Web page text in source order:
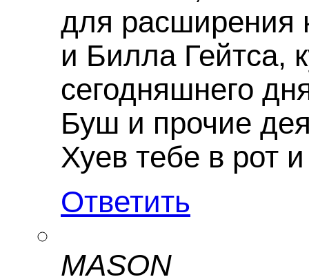
для расширения
и Билла Гейтса,
сегодняшнего
Буш и прочие
Хуев тебе в рот
Ответить
MASON